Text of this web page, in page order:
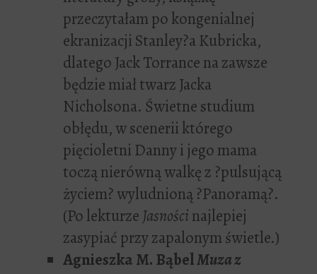
przeczytałam po kongenialnej
ekranizacji Stanley?a Kubricka,
dlatego Jack Torrance na zawsze
będzie miał twarz Jacka
Nicholsona. Świetne studium
obłędu, w scenerii którego
pięcioletni Danny i jego mama
toczą nierówną walkę z ?pulsującą
życiem? wyludnioną ?Panoramą?.
(Po lekturze Jasnościnajlepiej
zasypiać przy zapalonym świetle.)
Agnieszka M. BąbelMuza z